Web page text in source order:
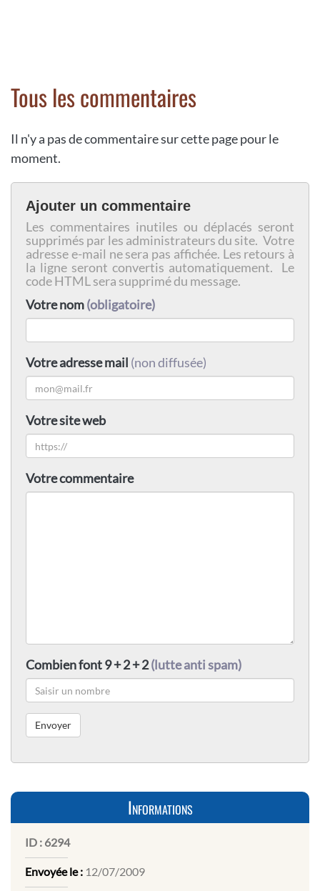
Tous les commentaires
Il n'y a pas de commentaire sur cette page pour le
moment.
Ajouter un commentaire
Les commentaires inutiles ou déplacés seront
supprimés par les administrateurs du site. Votre
adresse e-mail ne sera pas affichée. Les retours à
la ligne seront convertis automatiquement. Le
code HTML sera supprimé du message.
Votre nom(obligatoire)
Votre adresse mail (non diffusée)
Votre site web
Votre commentaire
Combien font 9 + 2 + 2(lutte anti spam)
Informations
ID : 6294
Envoyée le : 12/07/2009